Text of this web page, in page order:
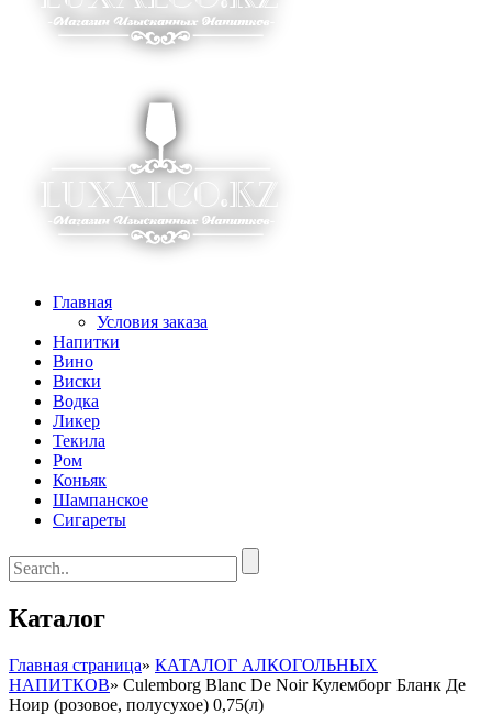
Главная
Условия заказа
Напитки
Вино
Виски
Водка
Ликер
Текила
Ром
Коньяк
Шампанское
Сигареты
Каталог
Главная страница» КАТАЛОГ АЛКОГОЛЬНЫХ
НАПИТКОВ» Culemborg Blanc De Noir Кулемборг Бланк Де
Ноир (розовое, полусухое) 0,75(л)